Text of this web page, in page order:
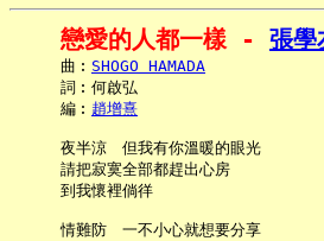
戀愛的人都一樣 - 張學
     曲︰
SHOGO HAMADA
     詞︰何啟弘
     編︰
趙增熹
     夜半涼　但我有你溫暖的眼光
     請把寂寞全部都趕出心房
     到我懷裡倘徉
     情難防　一不小心就想要分享